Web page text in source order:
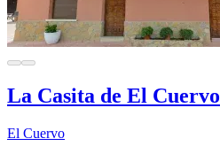
La Casita de El Cuervo
El Cuervo